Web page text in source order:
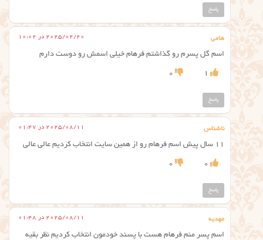
پاسخ
هامی 2025/02/20 در 10:02
اسم گل پسرم رو گذاشتم فرهام خیلی اسمش رو دوست دارم
1
0
پاسخ
ناشناس 2025/08/11 در 01:47
۱۱ سال پیش اسم فرهام رو از همین سایت انتخاب کردیم عالی عالی
0
0
پاسخ
مهدیه 2025/08/11 در 01:48
اسم پسر منم فرهام هست با پسند خودمون انتخاب کردیم نظر بقیه